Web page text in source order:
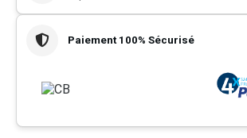
Paiement 100% Sécurisé